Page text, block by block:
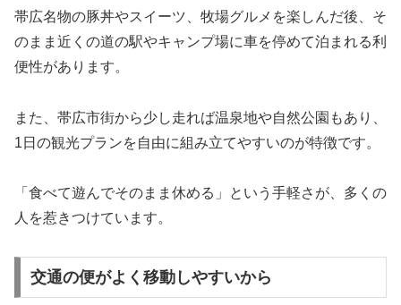
帯広名物の豚丼やスイーツ、牧場グルメを楽しんだ後、そ
のまま近くの道の駅やキャンプ場に車を停めて泊まれる利
便性があります。
また、帯広市街から少し走れば温泉地や自然公園もあり、
1日の観光プランを自由に組み立てやすいのが特徴です。
「食べて遊んでそのまま休める」という手軽さが、多くの
人を惹きつけています。
交通の便がよく移動しやすいから